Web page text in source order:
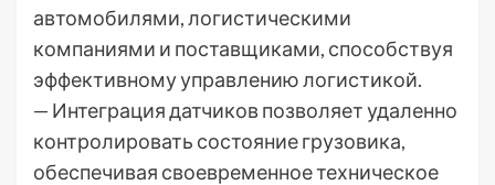
автомобилями, логистическими
компаниями и поставщиками, способствуя
эффективному управлению логистикой.
— Интеграция датчиков позволяет удаленно
контролировать состояние грузовика,
обеспечивая своевременное техническое